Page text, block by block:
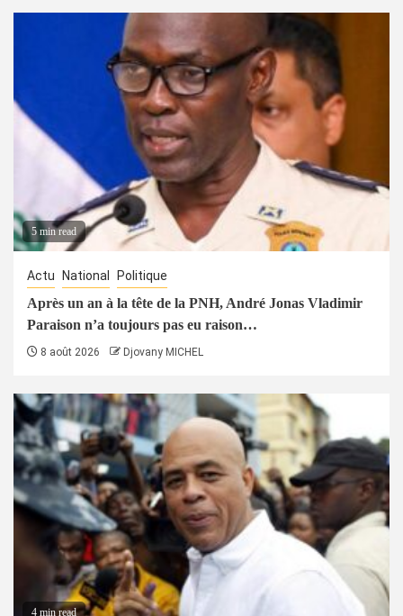
5 min read
Actu National Politique
Après un an à la tête de la PNH, André Jonas Vladimir
Paraison n’a toujours pas eu raison…
8 août 2026 Djovany MICHEL
4 min read